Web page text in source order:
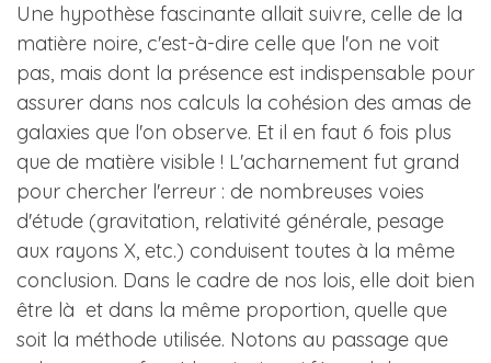
Une hypothèse fascinante allait suivre, celle de la
matière noire, c'est-à-dire celle que l'on ne voit
pas, mais dont la présence est indispensable pour
assurer dans nos calculs la cohésion des amas de
galaxies que l'on observe. Et il en faut 6 fois plus
que de matière visible ! L'acharnement fut grand
pour chercher l'erreur : de nombreuses voies
d'étude (gravitation, relativité générale, pesage
aux rayons X, etc.) conduisent toutes à la même
conclusion. Dans le cadre de nos lois, elle doit bien
être là et dans la même proportion, quelle que
soit la méthode utilisée. Notons au passage que